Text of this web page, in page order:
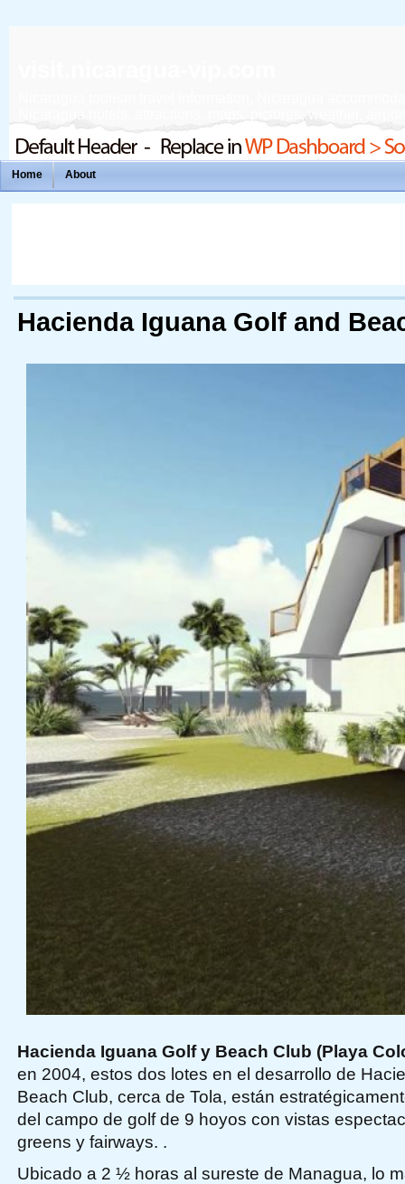
Home About
Hacienda Iguana Golf and
Hacienda Iguana Golf y Beach Club (Playa
en 2004, estos dos lotes en el desarrollo de
Beach Club, cerca de Tola, están
del campo de golf de 9 hoyos con vistas
greens y fairways. .
Ubicado a 2 ½ horas al sureste de Managua, lo